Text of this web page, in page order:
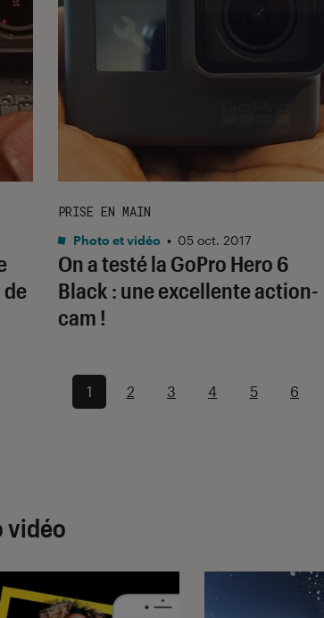
On a testé la GoPro Hero 6
Black : une excellente action-
cam !
PRISE EN MAIN
Photo et vidéo • 05 oct. 2017
1 2 3 4 5 6
vidéo